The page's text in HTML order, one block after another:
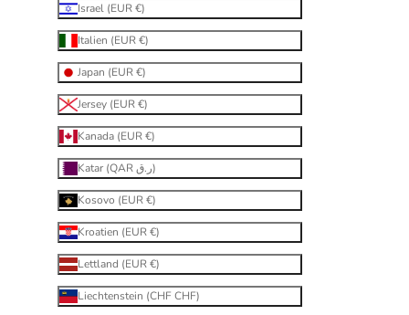
Israel (EUR €)
Italien (EUR €)
Japan (EUR €)
Jersey (EUR €)
Kanada (EUR €)
Katar (QAR ر.ق)
Kosovo (EUR €)
Kroatien (EUR €)
Lettland (EUR €)
Liechtenstein (CHF CHF)